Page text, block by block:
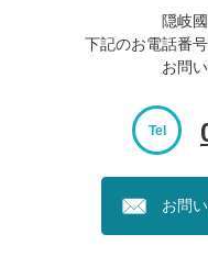
隠岐
下記のお電話番
お問
Tel
お問